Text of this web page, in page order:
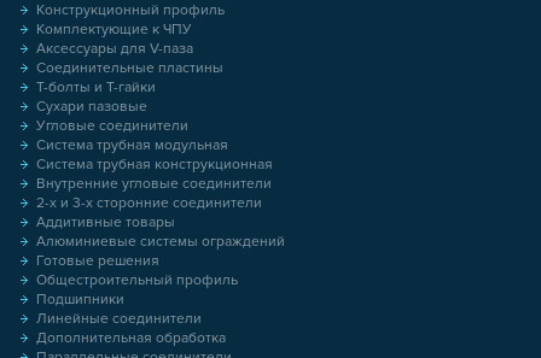
Конструкционный профиль
Комплектующие к ЧПУ
Аксессуары для V-паза
Соединительные пластины
Т-болты и Т-гайки
Сухари пазовые
Угловые соединители
Система трубная модульная
Система трубная конструкционная
Внутренние угловые соединители
2-х и 3-х сторонние соединители
Аддитивные товары
Алюминиевые системы ограждений
Готовые решения
Общестроительный профиль
Подшипники
Линейные соединители
Дополнительная обработка